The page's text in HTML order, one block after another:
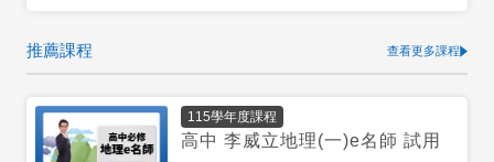
推薦課程 查看更多課程